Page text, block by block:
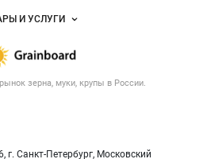
рынок зерна, муки, крупы в России.
г. Санкт-Петербург, Московский
рекламы
оферта
информация
персональных данных
Объявления
Новости рынка
И УСЛУГИ
Крупы
Мука